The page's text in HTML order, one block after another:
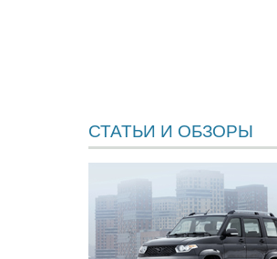
СТАТЬИ И ОБЗОРЫ